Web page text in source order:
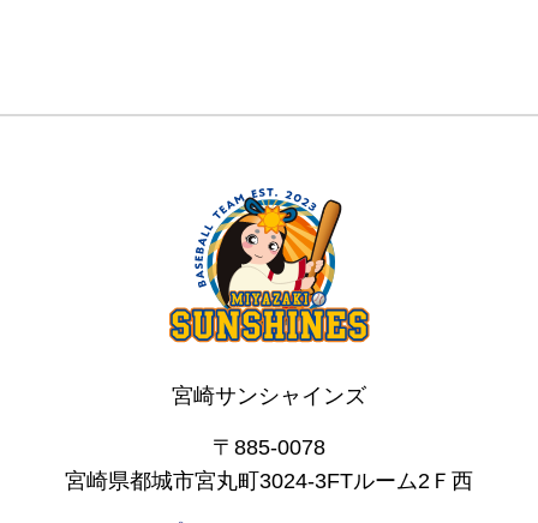
宮崎サンシャインズ
〒885-0078
宮崎県都城市宮丸町3024-3FTルーム2Ｆ西